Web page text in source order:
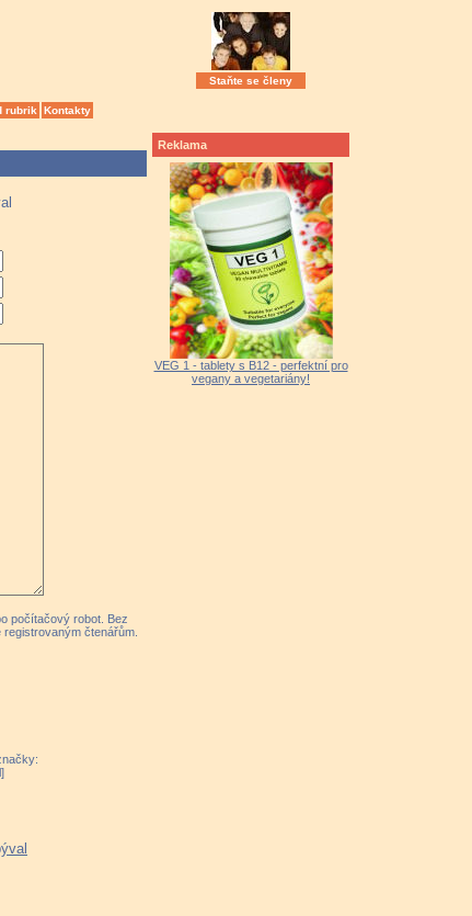
Staňte se členy
rubrik Kontakty
počítačový robot. Bez
čtenářům.
Reklama
VEG 1 - tablety s B12 - perfektní pro
vegany a vegetariány!